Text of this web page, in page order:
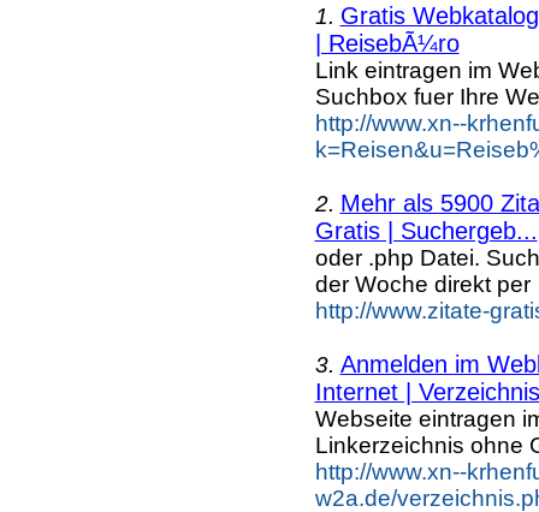
1. Gratis
| ReisebÃ¼ro
Link eintragen im
Suchbox fuer Ihre
http://www.xn--
2. Mehr als 5900
Gratis | Suchergeb...
oder .php Datei.
der Woche direkt per
http://www.zitate-
3. Anmelden im
Internet | Verzeichnis
Webseite eintragen
Linkerzeichnis ohne
http://www.xn--
w2a.de/